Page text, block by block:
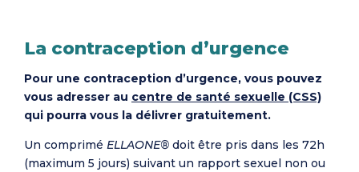
La contraception d’urgence
Pour une contraception d’urgence, vous pouvez
vous adresser au centre de santé sexuelle (CSS)
qui pourra vous la délivrer gratuitement.
Un comprimé ELLAONE® doit être pris dans les 72h
(maximum 5 jours) suivant un rapport sexuel non ou